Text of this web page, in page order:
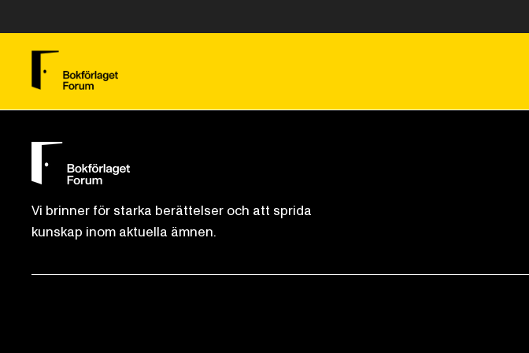
Vi brinner för starka berättelser och att sprida
kunskap inom aktuella ämnen.